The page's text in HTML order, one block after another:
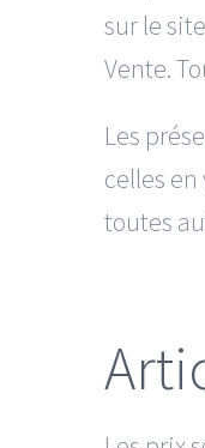
sur le
Vente.
Les
celles
toutes